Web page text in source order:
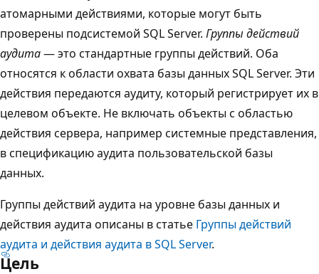
атомарными действиями, которые могут быть
проверены подсистемой SQL Server. Группы действий
аудита— это стандартные группы действий. Оба
относятся к области охвата базы данных SQL Server. Эти
действия передаются аудиту, который регистрирует их в
целевом объекте. Не включать объекты с областью
действия сервера, например системные представления,
в спецификацию аудита пользовательской базы
данных.
Группы действий аудита на уровне базы данных и
действия аудита описаны в статье Группы действий
аудита и действия аудита в SQL Server.
Цель